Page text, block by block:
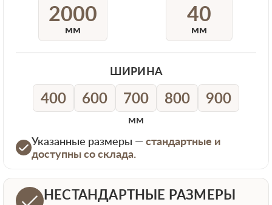
2000
мм
ШИРИНА
400 600 700 800 900
мм
40
мм
Указанные размеры —стандартные и
доступны со склада.
НЕСТАНДАРТНЫЕ РАЗМЕРЫ